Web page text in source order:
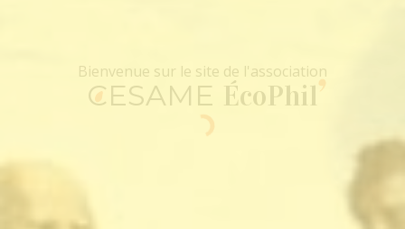
CESAME ÉcoPhil